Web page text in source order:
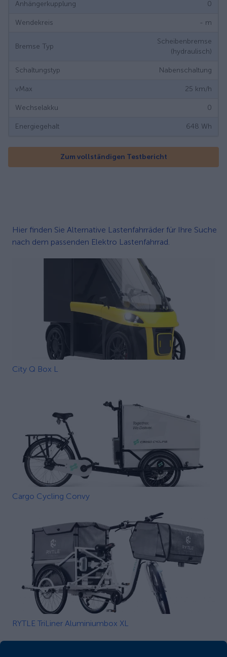
Anhängerkupplung 0
Wendekreis - m
Bremse Typ
Scheibenbremse
(hydraulisch)
Schaltungstyp Nabenschaltung
vMax 25 km/h
Wechselakku 0
Energiegehalt 648 Wh
Zum vollständigen Testbericht
Hier finden Sie Alternative Lastenfahrräder für Ihre Suche
nach dem passenden Elektro Lastenfahrrad.
City Q Box L
Cargo Cycling Convy
RYTLE TriLiner Aluminiumbox XL